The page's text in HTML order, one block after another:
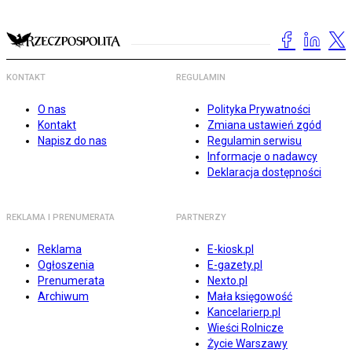
KONTAKT
O nas
Kontakt
Napisz do nas
REGULAMIN
Polityka Prywatności
Zmiana ustawień zgód
Regulamin serwisu
Informacje o nadawcy
Deklaracja dostępności
REKLAMA I PRENUMERATA
Reklama
Ogłoszenia
Prenumerata
Archiwum
PARTNERZY
E-kiosk.pl
E-gazety.pl
Nexto.pl
Mała księgowość
Kancelarierp.pl
Wieści Rolnicze
Życie Warszawy